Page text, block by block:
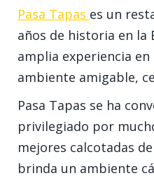
Pasa Tapas es un
años de historia en la
amplia experiencia
ambiente amigable,
Pasa Tapas se ha
privilegiado por
mejores calcotadas
brinda un ambiente